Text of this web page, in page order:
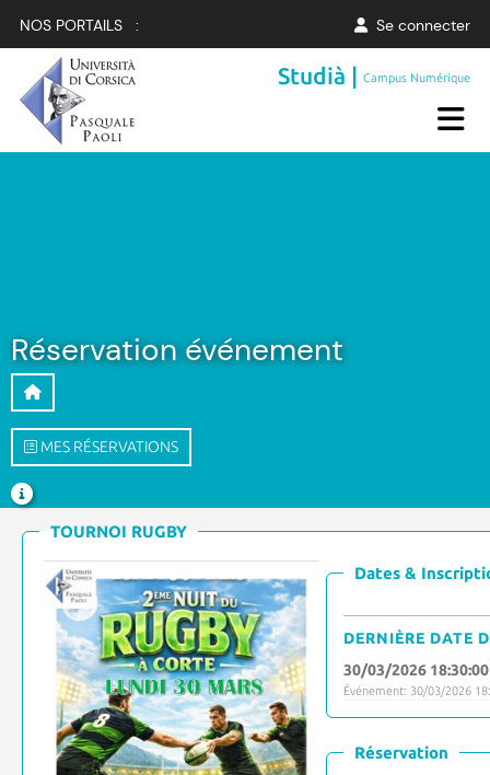
NOS PORTAILS : Se connecter
Studià |Campus Numérique
Réservation événement
MES RÉSERVATIONS
TOURNOI RUGBY
Dates &
DERNIÈRE DATE
30/03/2026 18:30:00
Événement: 30/03/2026
Réservation